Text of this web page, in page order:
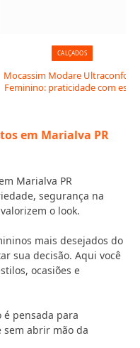
CALÇADOS
Mocassim Modare
Feminino: praticidade com estilo
em Marialva PR
Marialva PR
segurança na
o look.
mais desejados do
sua decisão. Aqui você
ocasiões e
é pensada para
abrir mão da